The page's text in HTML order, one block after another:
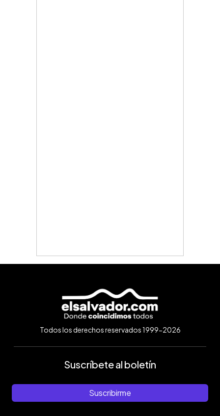
Todos los derechos reservados 1999-2026
Suscríbete al boletín
Suscribirme